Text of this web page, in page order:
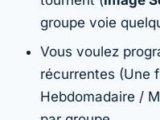
groupe voie
Vous voulez
récurrentes (Une
Hebdomadaire /